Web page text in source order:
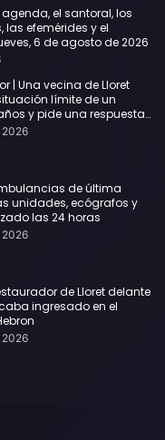
el santoral, los
efemérides y el
6 de agosto de 2026
| Una vecina de Lloret
límite de un
y pide una respuesta
2026
de última
unidades, ecógrafos y
las 24 horas
2026
de Lloret delante
ingresado en el
2026